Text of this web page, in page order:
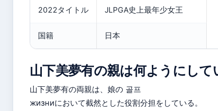
2022タイトル JLPGA史上最年少女王
国籍 日本
山下美夢有の親は何ようにし
山下美夢有の両親は、娘の 골프
жизниにおいて截然とした役割分担をしている。